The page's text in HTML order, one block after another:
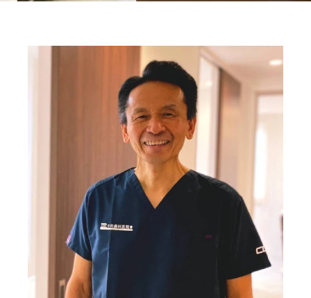
0246-63-9688
予約制・新患随時受付中